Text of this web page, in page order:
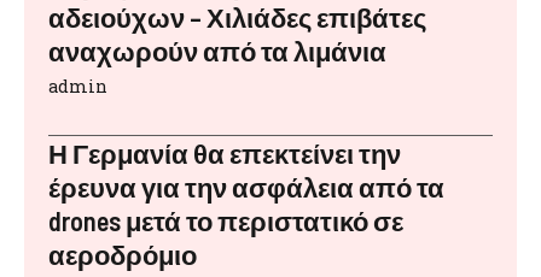
αδειούχων – Χιλιάδες επιβάτες
αναχωρούν από τα λιμάνια
admin
Η Γερμανία θα επεκτείνει την
έρευνα για την ασφάλεια από τα
drones μετά το περιστατικό σε
αεροδρόμιο